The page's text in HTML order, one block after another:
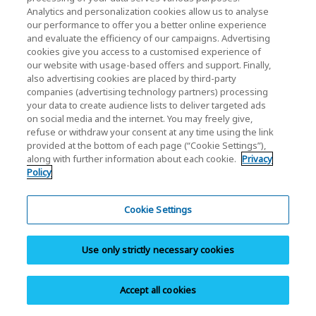
ESD test environment stipulated by IEC61000-4-2 150-
pF energy storage capacitor, 330-Ω discharge resistor,
±15-kV air discharge.
KIOXIA Corporation does not warrant any data stored
on the product.
Designed target of accumulated time based on Full HD
(1920x1080) video content recorded at 21Mbps or 4K
(3840x2160) video content recorded at 100 Mbps.
Results may vary depending on a device and other
conditions.
Operation is not warranted on all devices. Please be
sure to check the user’s manual of your host device for
product compatibility.
Tested Card Readers.
When you connect a device other than the specific card
operating with SDR104 mode. SDR104 mode is one of
Analytics and personalization cookies allow us to analyse
our performance to offer you a better online experience
and evaluate the efficiency of our campaigns. Advertising
cookies give you access to a customised experience of
our website with usage-based offers and support. Finally,
also advertising cookies are placed by third-party
companies (advertising technology partners) processing
your data to create audience lists to deliver targeted ads
on social media and the internet. You may freely give,
refuse or withdraw your consent at any time using the link
provided at the bottom of each page (“Cookie Settings”),
along with further information about each cookie. Privacy
Policy
Cookie Settings
Use only strictly necessary cookies
Accept all cookies